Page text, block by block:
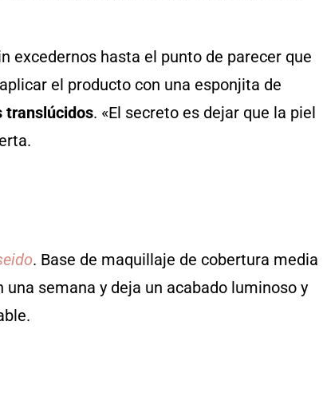
excedernos hasta el punto de parecer que
el producto con una esponjita de
translúcidos. «El secreto es dejar que la piel
. Base de maquillaje de cobertura media
semana y deja un acabado luminoso y